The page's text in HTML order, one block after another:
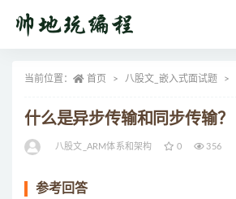
当前位置： 首页 八股文_嵌入式面试题
什么是异步传输和同步传输？
八股文_ARM体系和架构 0 356
参考回答